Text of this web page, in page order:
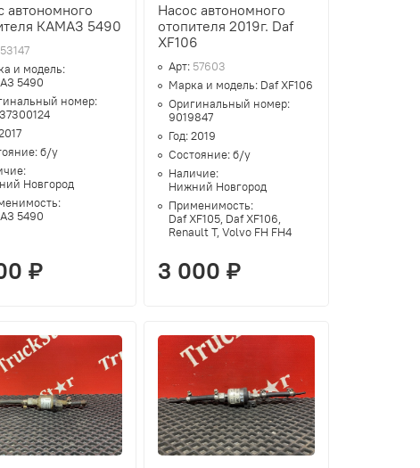
автономного
КАМАЗ 5490
53147
и модель:
5490
номер:
б/у
Новгород
5490
₽
Насос автономного
отопителя 2019г. Daf
XF106
Арт: 57603
Марка и модель: Daf XF106
Оригинальный номер:
9019847
Год:2019
Состояние:б/у
Наличие:
Нижний Новгород
Применимость:
Daf XF105, Daf XF106,
Renault T, Volvo FH FH4
3 000 ₽